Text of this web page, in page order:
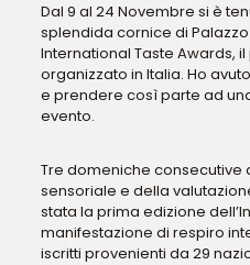
Dal 9 al 24 Novembre si è
splendida cornice di Palazzo
International Taste Awards,
organizzato in Italia. Ho
e prendere così parte ad
evento.
Tre domeniche consecutive
sensoriale e della
stata la prima edizione
manifestazione di respiro
iscritti provenienti da 29